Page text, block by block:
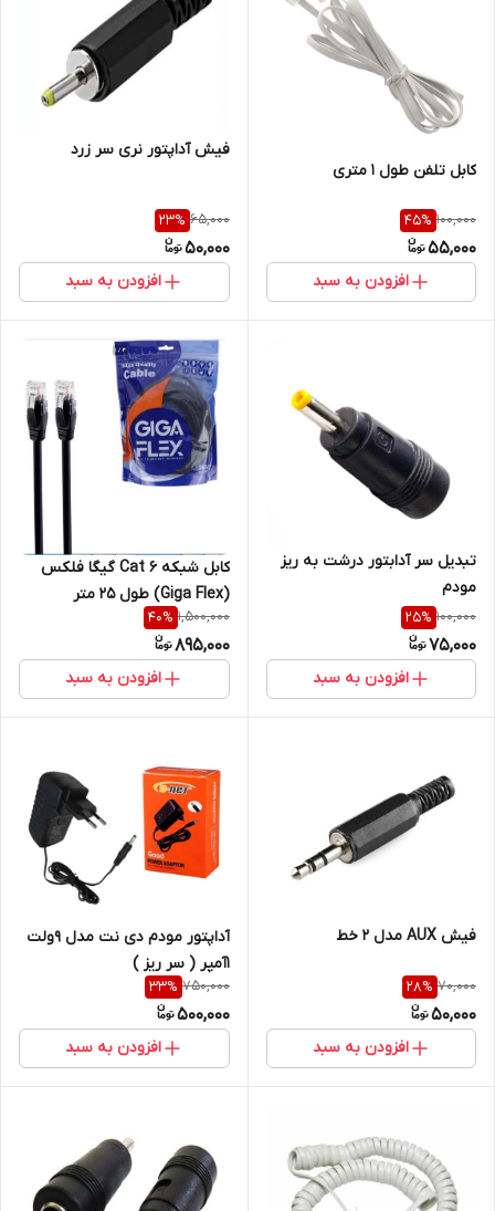
کابل تلفن طول 1 متری
100,000
45%
55,000
افزودن به سبد
فیش آداپتور نری سر زرد
65,000
23%
50,000
افزودن به سبد
تبدیل سر آدابتور درشت به ریز
مودم
100,000
25%
75,000
افزودن به سبد
کابل شبکه Cat 6 گیگا فلکس
(Giga Flex) طول 25 متر
1,500,000
40%
895,000
افزودن به سبد
فیش AUX مدل 2 خط
70,000
28%
50,000
افزودن به سبد
آداپتور مودم دی نت مدل 9ولت
1آمپر ( سر ریز )
750,000
33%
500,000
افزودن به سبد